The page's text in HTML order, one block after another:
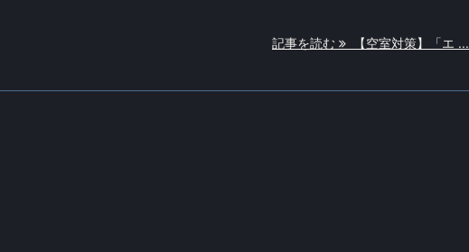
記事を読む 【空室対策】「エ ...